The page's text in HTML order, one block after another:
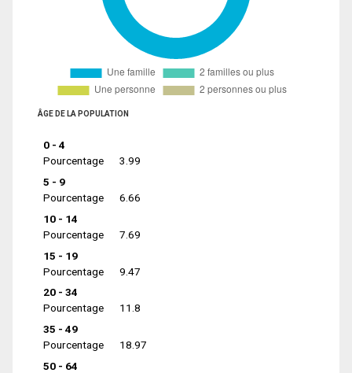
ÂGE DE LA POPULATION
0 - 4
Pourcentage
3.99
5 - 9
Pourcentage
6.66
10 - 14
Pourcentage
7.69
15 - 19
Pourcentage
9.47
20 - 34
Pourcentage
11.8
35 - 49
Pourcentage
18.97
50 - 64